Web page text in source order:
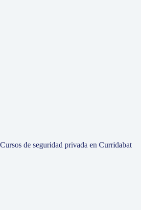
Cursos de seguridad privada en Curridabat